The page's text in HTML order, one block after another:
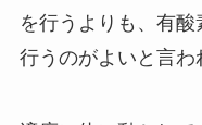
を行うよりも、有
行うのがよいと言わ